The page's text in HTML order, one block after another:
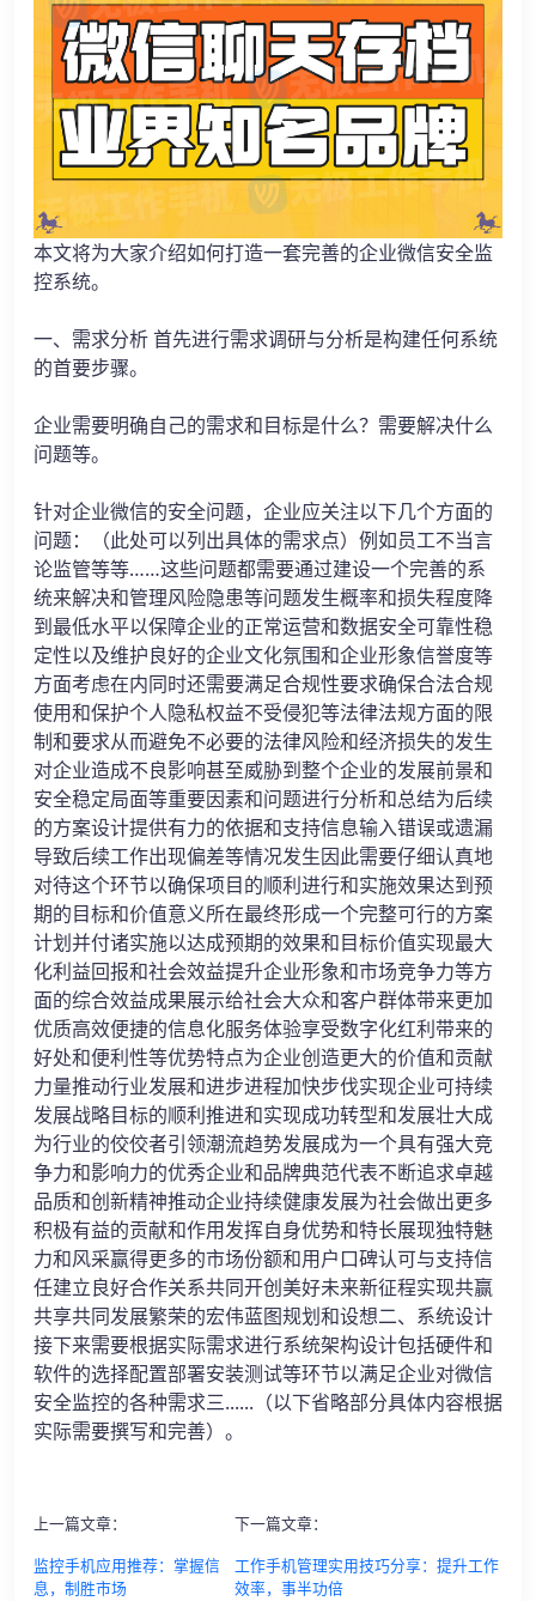
本文将为大家介绍如何打造一套完善的企业微信安全监
控系统。
一、需求分析 首先进行需求调研与分析是构建任何系统
的首要步骤。
企业需要明确自己的需求和目标是什么？需要解决什么
问题等。
针对企业微信的安全问题，企业应关注以下几个方面的
问题：（此处可以列出具体的需求点）例如员工不当言
论监管等等……这些问题都需要通过建设一个完善的系
统来解决和管理风险隐患等问题发生概率和损失程度降
到最低水平以保障企业的正常运营和数据安全可靠性稳
定性以及维护良好的企业文化氛围和企业形象信誉度等
方面考虑在内同时还需要满足合规性要求确保合法合规
使用和保护个人隐私权益不受侵犯等法律法规方面的限
制和要求从而避免不必要的法律风险和经济损失的发生
对企业造成不良影响甚至威胁到整个企业的发展前景和
安全稳定局面等重要因素和问题进行分析和总结为后续
的方案设计提供有力的依据和支持信息输入错误或遗漏
导致后续工作出现偏差等情况发生因此需要仔细认真地
对待这个环节以确保项目的顺利进行和实施效果达到预
期的目标和价值意义所在最终形成一个完整可行的方案
计划并付诸实施以达成预期的效果和目标价值实现最大
化利益回报和社会效益提升企业形象和市场竞争力等方
面的综合效益成果展示给社会大众和客户群体带来更加
优质高效便捷的信息化服务体验享受数字化红利带来的
好处和便利性等优势特点为企业创造更大的价值和贡献
力量推动行业发展和进步进程加快步伐实现企业可持续
发展战略目标的顺利推进和实现成功转型和发展壮大成
为行业的佼佼者引领潮流趋势发展成为一个具有强大竞
争力和影响力的优秀企业和品牌典范代表不断追求卓越
品质和创新精神推动企业持续健康发展为社会做出更多
积极有益的贡献和作用发挥自身优势和特长展现独特魅
力和风采赢得更多的市场份额和用户口碑认可与支持信
任建立良好合作关系共同开创美好未来新征程实现共赢
共享共同发展繁荣的宏伟蓝图规划和设想二、系统设计
接下来需要根据实际需求进行系统架构设计包括硬件和
软件的选择配置部署安装测试等环节以满足企业对微信
安全监控的各种需求三......（以下省略部分具体内容根据
实际需要撰写和完善）。
上一篇文章：
监控手机应用推荐：掌握信
息，制胜市场
下一篇文章：
工作手机管理实用技巧分享：提升工作
效率，事半功倍